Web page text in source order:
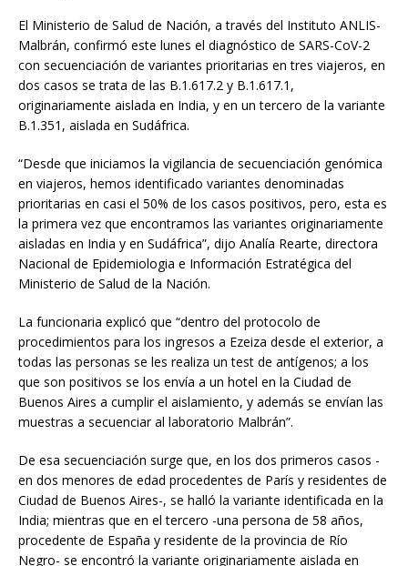
El Ministerio de Salud de Nación, a través del Instituto ANLIS-
Malbrán, confirmó este lunes el diagnóstico de SARS-CoV-2
con secuenciación de variantes prioritarias en tres viajeros, en
dos casos se trata de las B.1.617.2 y B.1.617.1,
originariamente aislada en India, y en un tercero de la variante
B.1.351, aislada en Sudáfrica.
“Desde que iniciamos la vigilancia de secuenciación genómica
en viajeros, hemos identificado variantes denominadas
prioritarias en casi el 50% de los casos positivos, pero, esta es
la primera vez que encontramos las variantes originariamente
aisladas en India y en Sudáfrica”, dijo Analía Rearte, directora
Nacional de Epidemiologia e Información Estratégica del
Ministerio de Salud de la Nación.
La funcionaria explicó que “dentro del protocolo de
procedimientos para los ingresos a Ezeiza desde el exterior, a
todas las personas se les realiza un test de antígenos; a los
que son positivos se los envía a un hotel en la Ciudad de
Buenos Aires a cumplir el aislamiento, y además se envían las
muestras a secuenciar al laboratorio Malbrán”.
De esa secuenciación surge que, en los dos primeros casos -
en dos menores de edad procedentes de París y residentes de
Ciudad de Buenos Aires-, se halló la variante identificada en la
India; mientras que en el tercero -una persona de 58 años,
procedente de España y residente de la provincia de Río
Negro- se encontró la variante originariamente aislada en